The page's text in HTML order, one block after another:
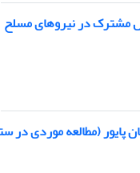
(مطالعه موردی در